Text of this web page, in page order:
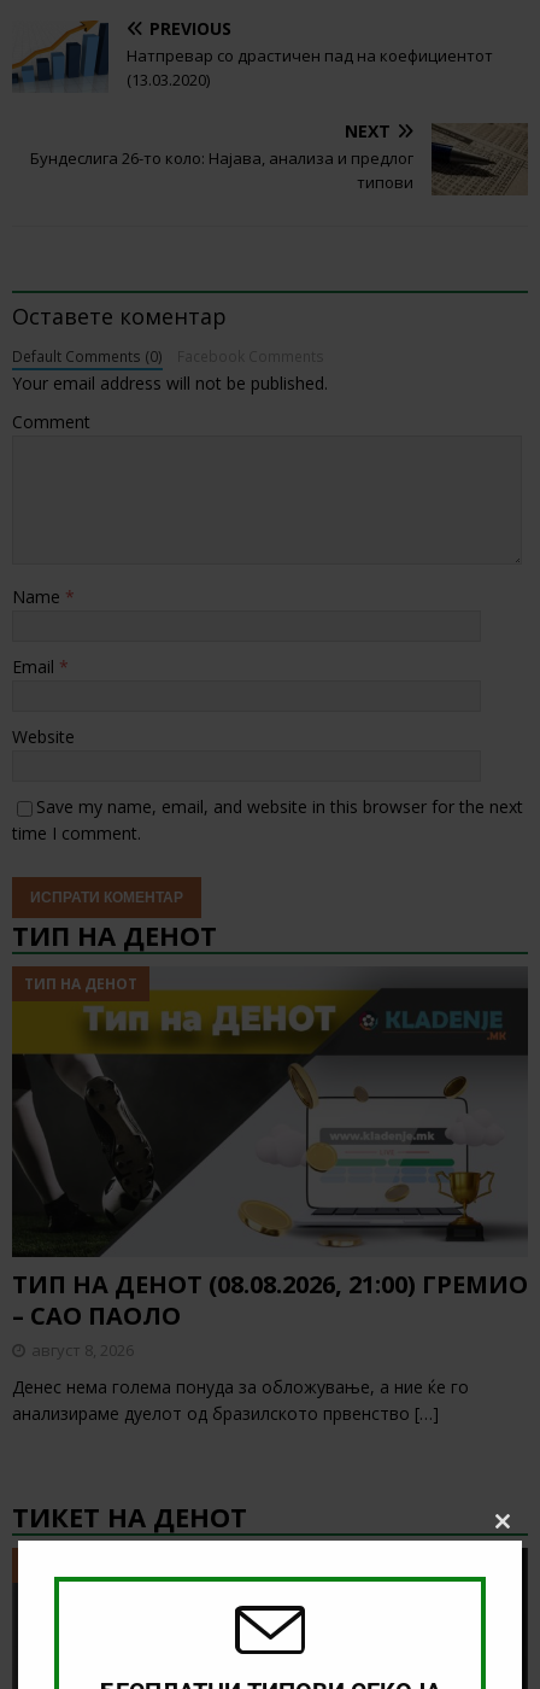
PREVIOUS
Натпревар со драстичен пад на коефициентот
(13.03.2020)
NEXT
Бундеслига 26-то коло: Најава, анализа и предлог
типови
Оставете коментар
Default Comments (0)
Your email address will not be published.
Comment
Name *
Email *
Website
Save my name, email, and website in this browser for the next
time I comment.
ТИП НА ДЕНОТ
ТИП НА ДЕНОТ
ТИП НА ДЕНОТ (08.08.2026, 21:00) ГРЕМИО
– САО ПАОЛО
август 8, 2026
Денес нема голема понуда за обложување, а ние ќе го
анализираме дуелот од бразилското првенство […]
ТИКЕТ НА ДЕНОТ
Close